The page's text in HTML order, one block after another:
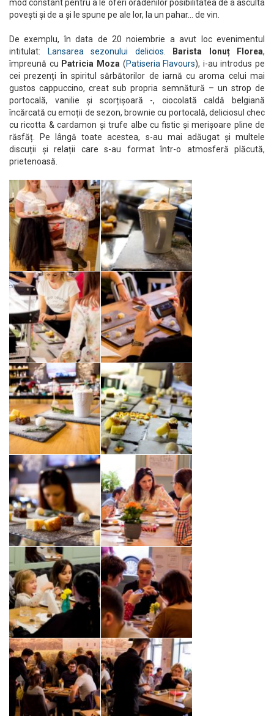
mod constant pentru a le oferi orădenilor posibilitatea de a asculta
povești și de a și le spune pe ale lor, la un pahar… de vin.
De exemplu, în data de 20 noiembrie a avut loc evenimentul
intitulat:
Lansarea sezonului delicios Barista Ionuț Florea,
împreună cu Patricia Moza (Patiseria Flavours), i-au introdus pe
cei prezenți în spiritul sărbătorilor de iarnă cu aroma celui mai
gustos cappuccino, creat sub propria semnătură – un strop de
portocală, vanilie și scorțișoară -, ciocolată caldă belgiană
încărcată cu emoții de sezon, brownie cu portocală, deliciosul chec
cu ricotta & cardamon și trufe albe cu fistic și merișoare pline de
răsfăț. Pe lângă toate acestea, s-au mai adăugat și multele
discuții și relații care s-au format într-o atmosferă plăcută,
prietenoasă.